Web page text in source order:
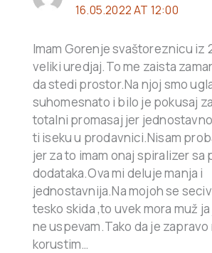
16.05.2022 AT 12:00
Imam Gorenje svaštoreznicu iz
veliki uredjaj.To me zaista
da stedi prostor.Na njoj smo
suhomesnato i bilo je pokusaj
totalni promasaj jer
ti iseku u prodavnici.Nisam
jer za to imam onaj spiralizer sa
dodataka.Ova mi deluje manja i
jednostavnija.Na mojoh se
tesko skida ,to uvek mora muž
ne uspevam.Tako da je zapravo
korustim…